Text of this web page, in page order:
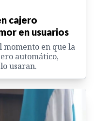
cajero
en usuarios
momento en que la
automático,
usaran.